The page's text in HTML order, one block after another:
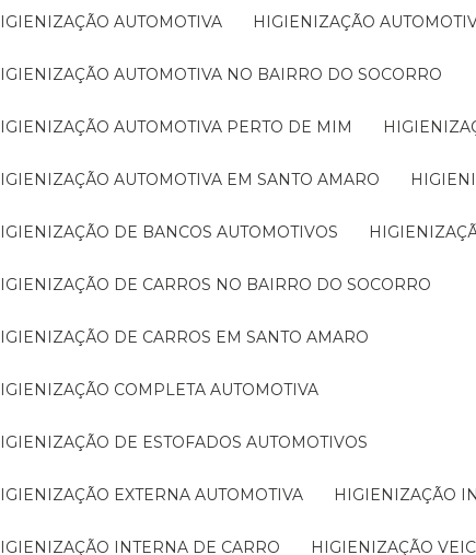
HIGIENIZAÇÃO AUTOMOTIVA HIGIENIZAÇÃO
HIGIENIZAÇÃO AUTOMOTIVA NO BAIRRO DO SOCORRO
HIGIENIZAÇÃO AUTOMOTIVA PERTO DE MIM
HIGIENIZAÇÃO AUTOMOTIVA EM SANTO AMARO
HIGIENIZAÇÃO DE BANCOS AUTOMOTIVOS
HIGIENIZAÇÃO DE CARROS NO BAIRRO DO SOCORRO
HIGIENIZAÇÃO DE CARROS EM SANTO AMARO
HIGIENIZAÇÃO COMPLETA AUTOMOTIVA
HIGIENIZAÇÃO DE ESTOFADOS AUTOMOTIVOS
HIGIENIZAÇÃO EXTERNA AUTOMOTIVA HIGIENIZAÇÃO
HIGIENIZAÇÃO INTERNA DE CARRO HIGIENIZAÇÃO